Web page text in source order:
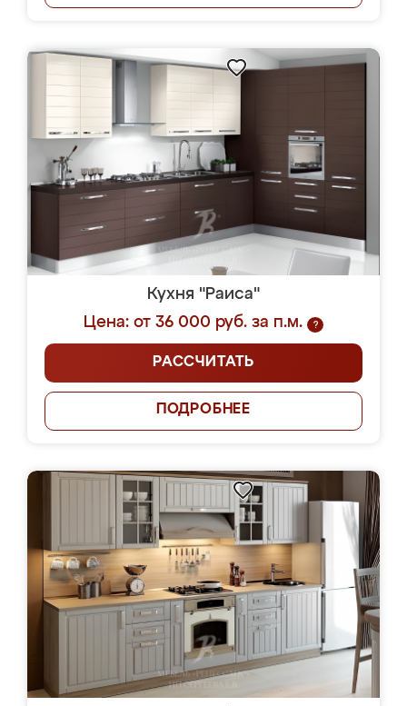
Кухня "Раиса"
Цена: от 36 000 руб. за п.м.
?
РАССЧИТАТЬ
ПОДРОБНЕЕ